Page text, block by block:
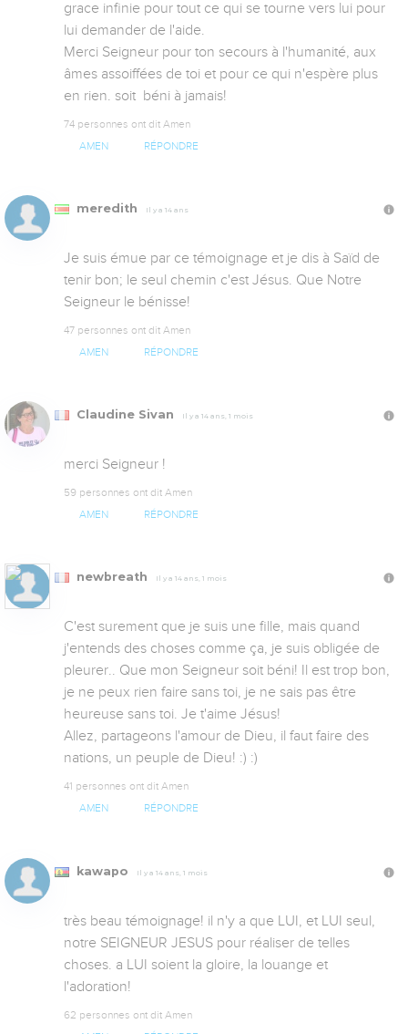
grace infinie pour tout ce qui se tourne vers lui pour
lui demander de l'aide.
Merci Seigneur pour ton secours à l'humanité, aux
âmes assoiffées de toi et pour ce qui n'espère plus
en rien. soit  béni à jamais!
74 personnes ont dit Amen
AMEN RÉPONDRE
meredith Il y a 14 ans
Je suis émue par ce témoignage et je dis à Saïd de
tenir bon; le seul chemin c'est Jésus. Que Notre
Seigneur le bénisse!
47 personnes ont dit Amen
AMEN RÉPONDRE
Claudine Sivan Il y a 14 ans, 1 mois
merci Seigneur !
59 personnes ont dit Amen
AMEN RÉPONDRE
newbreath Il y a 14 ans, 1 mois
C'est surement que je suis une fille, mais quand
j'entends des choses comme ça, je suis obligée de
pleurer.. Que mon Seigneur soit béni! Il est trop bon,
je ne peux rien faire sans toi, je ne sais pas être
heureuse sans toi. Je t'aime Jésus!
Allez, partageons l'amour de Dieu, il faut faire des
nations, un peuple de Dieu! :) :)
41 personnes ont dit Amen
AMEN RÉPONDRE
kawapo Il y a 14 ans, 1 mois
très beau témoignage! il n'y a que LUI, et LUI seul,
notre SEIGNEUR JESUS pour réaliser de telles
choses. a LUI soient la gloire, la louange et
l'adoration!
62 personnes ont dit Amen